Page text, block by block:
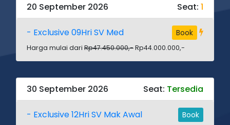
20 September 2026 Seat: 1
- Exclusive 09Hri SV Med Book
Harga mulai dari Rp47.450.000,-Rp44.000.000,-
30 September 2026 Seat: Tersedia
- Exclusive 12Hri SV Mak Awal Book